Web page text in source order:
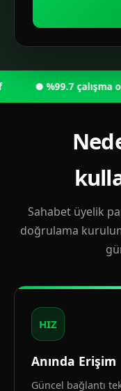
● %99.7 çalışma
Sahabet üyelik
doğrulama
HIZ
Anında Erişim
Güncel bağlantı